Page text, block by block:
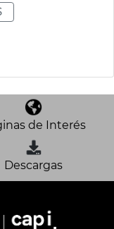
de Interés
Descargas